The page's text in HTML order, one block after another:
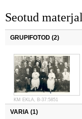
Seotud materjal
GRUPIFOTOD (2)
KM EKLA, B-37:5851
VARIA (1)